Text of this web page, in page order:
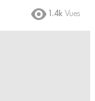
1.4k Vues